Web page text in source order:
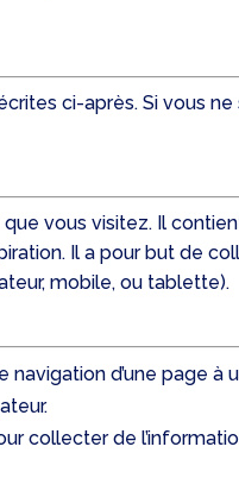
ci-après. Si vous
vous visitez. Il
Il a pour but de
mobile, ou tablette).
d’une page à
collecter de